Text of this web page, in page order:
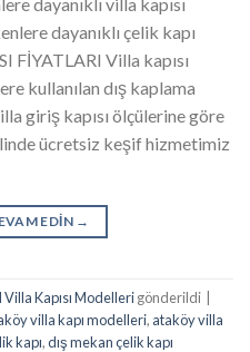
dayanıklı çelik kapı
FİYATLARI Villa kapısı
kullanılan dış kaplama
giriş kapısı ölçülerine göre
ücretsiz keşif hizmetimiz
EDIN →
Kapısı Modellerigönderildi
villa kapı modelleri, ataköy villa
kapı,dış mekan çelik kapı